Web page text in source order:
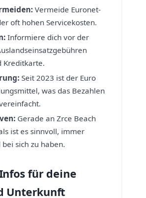
Vermeide Euronet-
oft hohen Servicekosten.
Informiere dich vor der
Kreditkarte.
Seit 2023 ist der Euro
was das Bezahlen
Gerade an Zrce Beach
ist es sinnvoll, immer
sich zu haben.
für deine
Unterkunft